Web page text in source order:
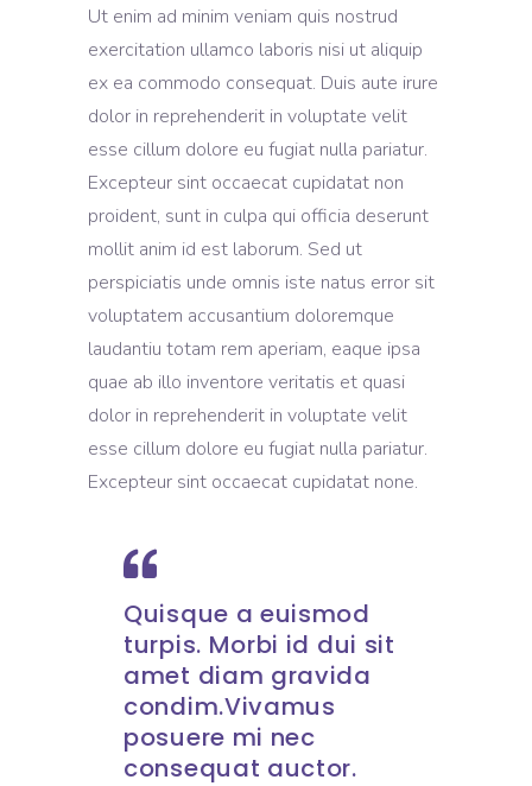
Ut enim ad minim veniam quis nostrud
exercitation ullamco laboris nisi ut aliquip
ex ea commodo consequat. Duis aute irure
dolor in reprehenderit in voluptate velit
esse cillum dolore eu fugiat nulla pariatur.
Excepteur sint occaecat cupidatat non
proident, sunt in culpa qui officia deserunt
mollit anim id est laborum. Sed ut
perspiciatis unde omnis iste natus error sit
voluptatem accusantium doloremque
laudantiu totam rem aperiam, eaque ipsa
quae ab illo inventore veritatis et quasi
dolor in reprehenderit in voluptate velit
esse cillum dolore eu fugiat nulla pariatur.
Excepteur sint occaecat cupidatat none.
Quisque a euismod
turpis. Morbi id dui sit
amet diam gravida
condim.Vivamus
posuere mi nec
consequat auctor.